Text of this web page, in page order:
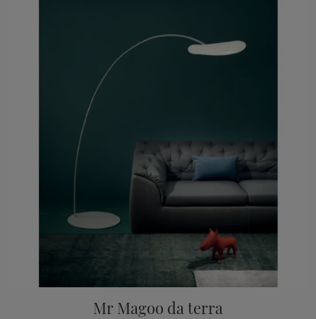
Mr Magoo da terra